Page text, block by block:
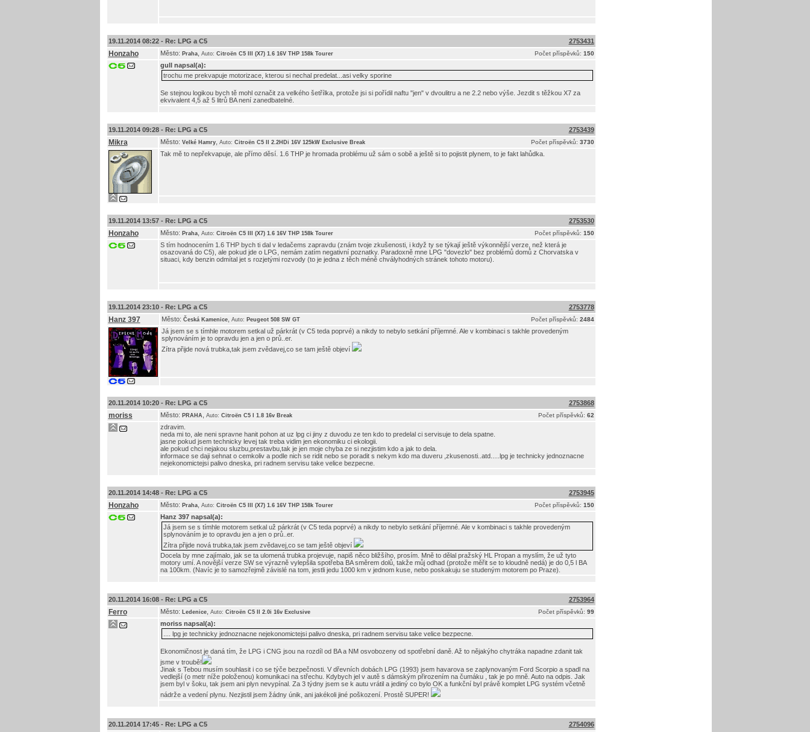
19.11.2014 08:22 - Re: LPG a C5 2753431
Honzaho Město: Praha, Auto: Citroën C5 III (X7) 1.6 16V THP 158k Tourer Počet příspěvků: 150
gullnapsal(a):
trochu me prekvapuje motorizace, kterou si nechal predelat...asi velky sporine
Se stejnou logikou bych tě mohl označit za velkého šetřílka, protože jsi si pořídil naftu "jen" v dvoulitru a ne 2.2 nebo výše. Jezdit s těžkou X7 za
ekvivalent 4,5 až 5 litrů BA není zanedbatelné.
19.11.2014 09:28 - Re: LPG a C5 2753439
Mikra Město: Velké Hamry, Auto: Citroën C5 II 2.2HDi 16V 125kW Exclusive Break Počet příspěvků: 3730
Tak mě to nepřekvapuje, ale přímo děsí. 1.6 THP je hromada problému už sám o sobě a ještě si to pojistit plynem, to je fakt lahůdka.
19.11.2014 13:57 - Re: LPG a C5 2753530
Honzaho Město: Praha, Auto: Citroën C5 III (X7) 1.6 16V THP 158k Tourer Počet příspěvků: 150
S tím hodnocením 1.6 THP bych ti dal v ledačems zapravdu (znám tvoje zkušenosti, i když ty se týkají ještě výkonnější verze, než která je
osazovaná do C5), ale pokud jde o LPG, nemám zatím negativní poznatky. Paradoxně mne LPG "dovezlo" bez problémů domů z Chorvatska v
situaci, kdy benzin odmítal jet s rozjetými rozvody (to je jedna z těch méně chvályhodných stránek tohoto motoru).
19.11.2014 23:10 - Re: LPG a C5 2753778
Hanz 397 Město: Česká Kamenice, Auto: Peugeot 508 SW GT Počet příspěvků: 2484
Já jsem se s tímhle motorem setkal už párkrát (v C5 teda poprvé) a nikdy to nebylo setkání příjemné. Ale v kombinaci s takhle provedeným
splynováním je to opravdu jen a jen o prů..er.
Zítra přijde nová trubka,tak jsem zvědavej,co se tam ještě objeví
20.11.2014 10:20 - Re: LPG a C5 2753868
moriss Město: PRAHA Auto: Citroën C5 I 1.8 16v Break Počet příspěvků: 62
zdravim.
neda mi to, ale neni spravne hanit pohon at uz lpg ci jiny z duvodu ze ten kdo to predelal ci servisuje to dela spatne.
jasne pokud jsem technicky levej tak treba vidim jen ekonomiku ci ekologii.
ale pokud chci nejakou sluzbu,prestavbu,tak je jen moje chyba ze si nezjistim kdo a jak to dela.
informace se daji sehnat o cemkoliv a podle nich se ridit nebo se poradit s nekym kdo ma duveru ,zkusenosti..atd.....lpg je technicky jednoznacne
nejekonomictejsi palivo dneska, pri radnem servisu take velice bezpecne.
20.11.2014 14:48 - Re: LPG a C5 2753945
Honzaho Město: Praha, Auto: Citroën C5 III (X7) 1.6 16V THP 158k Tourer Počet příspěvků: 150
Hanz 397napsal(a):
Já jsem se s tímhle motorem setkal už párkrát (v C5 teda poprvé) a nikdy to nebylo setkání příjemné. Ale v kombinaci s takhle provedeným
splynováním je to opravdu jen a jen o prů..er.
Zítra přijde nová trubka,tak jsem zvědavej,co se tam ještě objeví
Docela by mne zajímalo, jak se ta ulomená trubka projevuje, napiš něco bližšího, prosím. Mně to dělal pražský HL Propan a myslím, že už tyto
motory umí. A novější verze SW se výrazně vylepšila spotřeba BA směrem dolů, takže můj odhad (protože měřit se to kloudně nedá) je do 0,5 l BA
na 100km. (Navíc je to samozřejmě závislé na tom, jestli jedu 1000 km v jednom kuse, nebo poskakuju se studeným motorem po Praze).
20.11.2014 16:08 - Re: LPG a C5 2753964
Ferro Město: Ledenice, Auto: Citroën C5 II 2.0i 16v Exclusive Počet příspěvků: 99
morissnapsal(a):
.... lpg je technicky jednoznacne nejekonomictejsi palivo dneska, pri radnem servisu take velice bezpecne.
Ekonomičnost je daná tím, že LPG i CNG jsou na rozdíl od BA a NM osvobozeny od spotřební daně. Až to nějakýho chytráka napadne zdanit tak
jsme v troubě!
Jinak s Tebou musím souhlasit i co se týče bezpečnosti. V dřevních dobách LPG (1993) jsem havarova se zaplynovaným Ford Scorpio a spadl na
vedlejší (o metr níže položenou) komunikaci na střechu. Kdybych jel v autě s dámským přirozením na čumáku , tak je po mně. Auto na odpis. Jak
jsem byl v šoku, tak jsem ani plyn nevypínal. Za 3 týdny jsem se k autu vrátil a jediný co bylo OK a funkční byl právě komplet LPG systém včetně
nádrže a vedení plynu. Nezjistil jsem žádny únik, ani jakékoli jiné poškození. Prostě SUPER!
20.11.2014 17:45 - Re: LPG a C5 2754096